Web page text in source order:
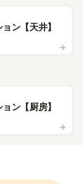
ン【天井】
ン【厨房】